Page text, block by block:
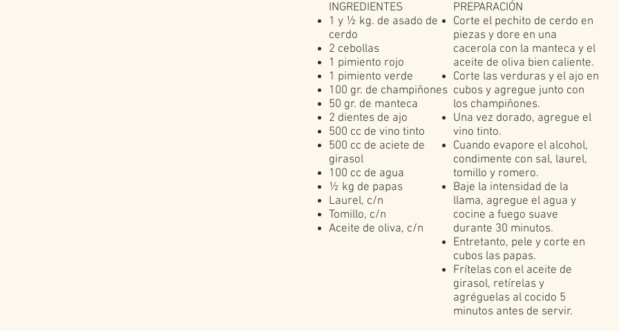
INGREDIENTES
1 y ½ kg. de asado de
cerdo
2 cebollas
1 pimiento rojo
1 pimiento verde
100 gr. de champiñones
50 gr. de manteca
2 dientes de ajo
500 cc de vino tinto
500 cc de aciete de
girasol
100 cc de agua
½ kg de papas
Laurel, c/n
Tomillo, c/n
Aceite de oliva, c/n
PREPARACIÓN
Corte el pechito de cerdo en
piezas y dore en una
cacerola con la manteca y el
aceite de oliva bien caliente.
Corte las verduras y el ajo en
cubos y agregue junto con
los champiñones.
Una vez dorado, agregue el
vino tinto.
Cuando evapore el alcohol,
condimente con sal, laurel,
tomillo y romero.
Baje la intensidad de la
llama, agregue el agua y
cocine a fuego suave
durante 30 minutos.
Entretanto, pele y corte en
cubos las papas.
Frítelas con el aceite de
girasol, retírelas y
agréguelas al cocido 5
minutos antes de servir.